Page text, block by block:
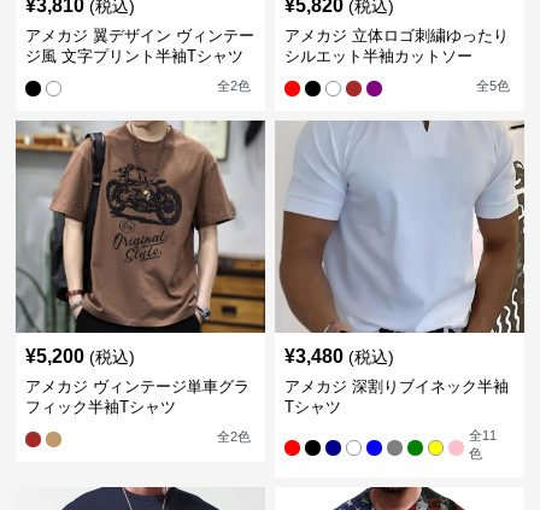
¥3,810 (税込)
アメカジ 翼デザイン ヴィンテー
ジ風 文字プリント半袖Tシャツ
全2色
¥5,820 (税込)
アメカジ 立体ロゴ刺繍ゆったり
シルエット半袖カットソー
全5色
¥5,200 (税込)
アメカジ ヴィンテージ単車グラ
フィック半袖Tシャツ
全2色
¥3,480 (税込)
アメカジ 深割りブイネック半袖
Tシャツ
全11
色